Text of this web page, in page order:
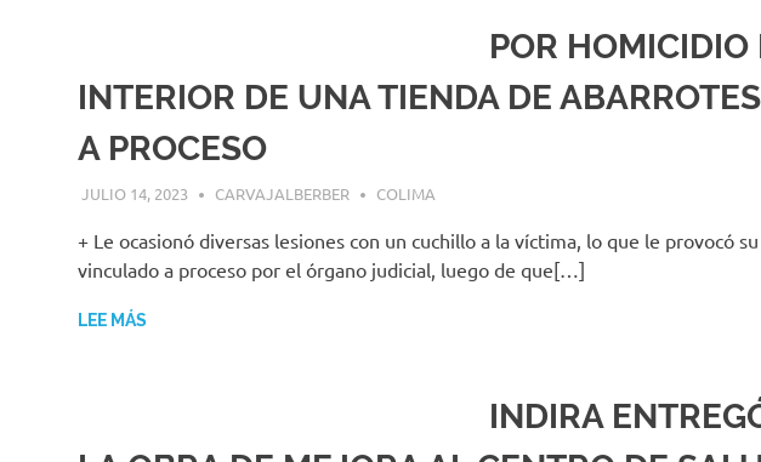
POR HOMICIDIO
INTERIOR DE UNA TIENDA DE
A PROCESO
JULIO 14, 2023 CARVAJALBERBER COLIMA
+ Le ocasionó diversas lesiones con un cuchillo a la víctima, lo que le provocó
vinculado a proceso por el órgano judicial, luego de que[…]
LEE MÁS
INDIRA